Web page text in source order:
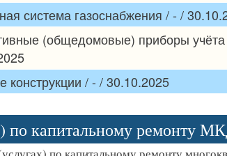
система газоснабжения / - /
(общедомовые) приборы
конструкции / - / 30.10.2025
по капитальному ремонту